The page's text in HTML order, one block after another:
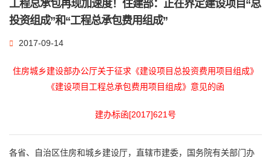
工程总承包再现加速度！住建部：正在界定建设项目“总
投资组成”和“工程总承包费用组成”
2017-09-14
住房城乡建设部办公厅关于征求《建设项目总投资费用项目组成》
《建设项目工程总承包费用项目组成》意见的函
建办标函[2017]621号
各省、自治区住房和城乡建设厅，直辖市建委，国务院有关部门办